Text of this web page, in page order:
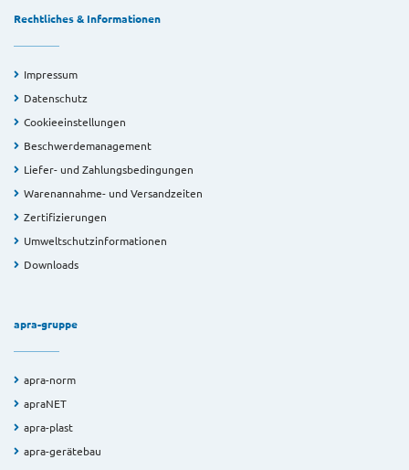
Rechtliches & Informationen
Impressum
Datenschutz
Cookieeinstellungen
Beschwerdemanagement
Liefer- und Zahlungsbedingungen
Warenannahme- und Versandzeiten
Zertifizierungen
Umweltschutzinformationen
Downloads
apra-gruppe
apra-norm
apraNET
apra-plast
apra-gerätebau